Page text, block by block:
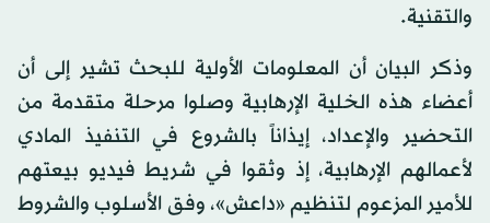
والتقنية.
وذكر البيان أن المعلومات الأولية للبحث تشير إلى أن
أعضاء هذه الخلية الإرهابية وصلوا مرحلة متقدمة من
التحضير والإعداد، إيذاناً بالشروع في التنفيذ المادي
لأعمالهم الإرهابية، إذ وثقوا في شريط فيديو بيعتهم
للأمير المزعوم لتنظيم «داعش»، وفق الأسلوب والشروط